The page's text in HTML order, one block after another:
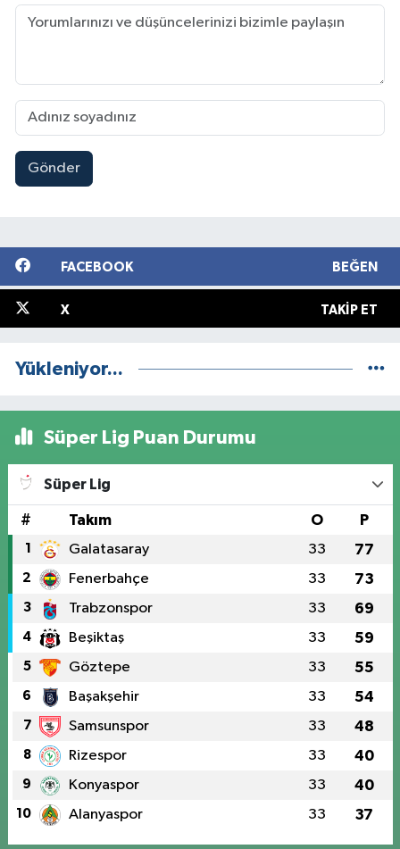
Gönder
FACEBOOK BEĞEN
X TAKIP ET
Yükleniyor...
Süper Lig Puan Durumu
Süper Lig
# Takım O P
1 Galatasaray 33 77
2 Fenerbahçe 33 73
3 Trabzonspor 33 69
4 Beşiktaş 33 59
5 Göztepe 33 55
6 Başakşehir 33 54
7 Samsunspor 33 48
8 Rizespor 33 40
9 Konyaspor 33 40
10 Alanyaspor 33 37